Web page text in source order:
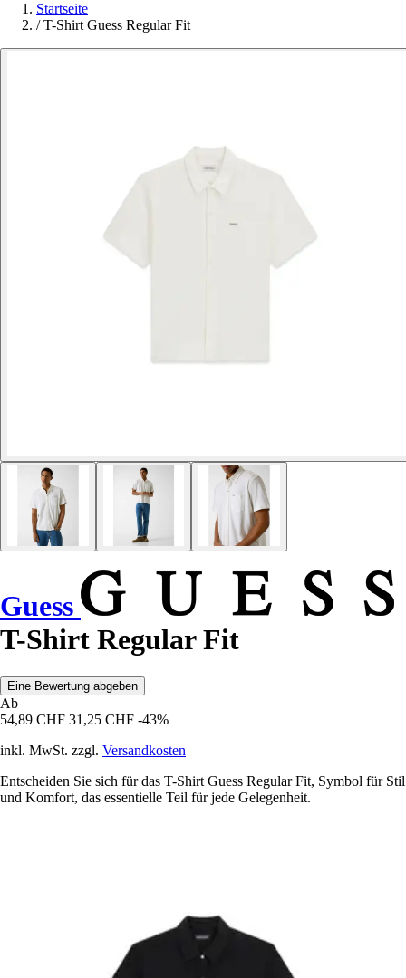
Startseite
/ T-Shirt Guess Regular Fit
Guess
T-Shirt Regular Fit
Eine Bewertung abgeben
Ab
54,89 CHF 31,25 CHF -43%
inkl. MwSt. zzgl. Versandkosten
Entscheiden Sie sich für das T-Shirt Guess Regular Fit, Symbol für Stil
und Komfort, das essentielle Teil für jede Gelegenheit.